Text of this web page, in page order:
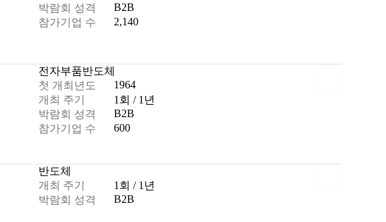
박람회 성격
B2B
참가기업 수
2,140
전자부품반도체
첫 개최년도
1964
개최 주기
1회 / 1년
박람회 성격
B2B
참가기업 수
600
반도체
개최 주기
1회 / 1년
박람회 성격
B2B